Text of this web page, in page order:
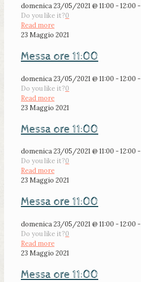
domenica 23/05/2021 @ 11:00 - 12:00 -
Do you like it?0
Read more
23 Maggio 2021
Messa ore 11:00
domenica 23/05/2021 @ 11:00 - 12:00 -
Do you like it?0
Read more
23 Maggio 2021
Messa ore 11:00
domenica 23/05/2021 @ 11:00 - 12:00 -
Do you like it?0
Read more
23 Maggio 2021
Messa ore 11:00
domenica 23/05/2021 @ 11:00 - 12:00 -
Do you like it?0
Read more
23 Maggio 2021
Messa ore 11:00